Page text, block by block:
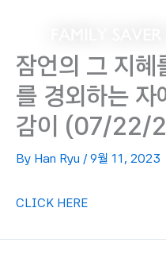
content
잠언의 그 지
를 경외하는 자
감이 (07/22/
By Han Ryu / 9월 11, 2023
CLICK HERE